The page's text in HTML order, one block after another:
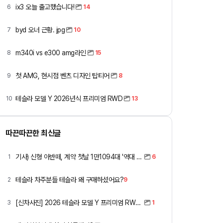
6 ix3 오늘 출고했습니다! 14
7 byd 오너 근황. jpg 10
8 m340i vs e300 amg라인 15
9 첫 AMG, 현시점 벤츠 디자인 탑티어 8
10 테슬라 모델 Y 2026년식 프리미엄 RWD 13
따끈따끈한 최신글
1 기사) 신형 아반떼, 계약 첫날 1만1094대 '역대 최고' 6
2 테슬라 차주분들 테슬라 왜 구매하셨어요?9
3 [신차사진] 2026 테슬라 모델 Y 프리미엄 RWD (펄 화이트 + 블랙시트) 1